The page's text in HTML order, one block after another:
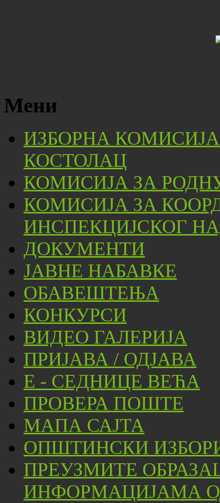
Мени
ИЗБОРНА
КОСТОЛАЦ
КОМИСИЈА ЗА
КОМИСИЈА ЗА
ИНСПЕКЦИЈСКОГ
ДОКУМЕНТИ
ЈАВНЕ НАБАВКЕ
ОБАВЕШТЕЊА
КОНКУРСИ
ВИДЕО ГАЛЕРИЈА
ПРИЈАВА / ОДЈАВА
Е - СЕДНИЦЕ ВЕЋА
ПРОВЕРА ПОШТЕ
МАПА САЈТА
ОПШТИНСКИ
ПРЕУЗМИТЕ
ИНФОРМАЦИЈАМА